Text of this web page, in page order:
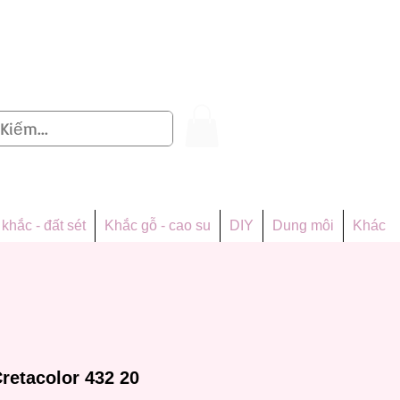
- đất sét Khắc gỗ - cao su DIY Dung môi Khác
432 20